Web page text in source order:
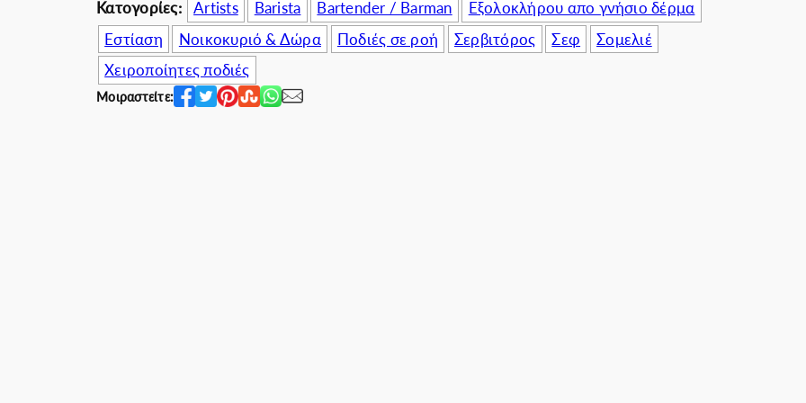
0
€
.
0
.
0
0
€
b
l
u
π
ο
Κατογορίες: Artists Barista Bartender / Barman
Εξολοκλήρου απο γνήσιο δέρμα
Εστίαση
Νοικοκυριό & Δώρα Ποδιές σε ροή Σερβιτόρος Σεφ
Σομελιέ
Χειροποίητες ποδιές
Μοιραστείτε: